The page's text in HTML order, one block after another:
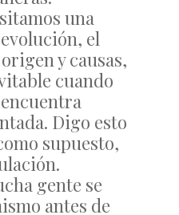
una
el
y causas,
cuando
Digo esto
supuesto,
gente se
antes de